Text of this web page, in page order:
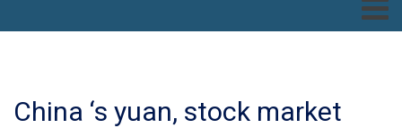
China ‘s yuan, stock market